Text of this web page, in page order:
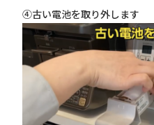
④古い電池を取り外します